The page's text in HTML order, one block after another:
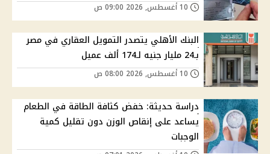
البنك الأهلي يتصدر التمويل العقاري في مصر
بـ24 مليار جنيه لـ174 ألف عميل
دراسة حديثة: خفض كثافة الطاقة في الطعام
يساعد على إنقاص الوزن دون تقليل كمية
الوجبات